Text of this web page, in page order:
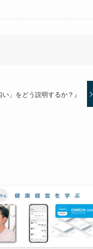
」をどう説明するか？』